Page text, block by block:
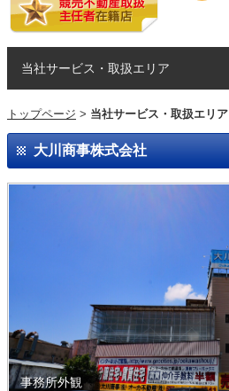
当社サービス・取扱エリア
トップページ > 当社サービス・取扱エリア
大川商事株式会社
事務所外観